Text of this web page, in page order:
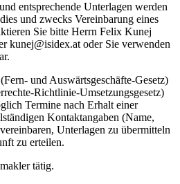
entsprechende Unterlagen werden
und zwecks Vereinbarung eines
Sie bitte Herrn Felix Kunej
kunej@isidex.at oder Sie verwenden
und Auswärtsgeschäfte-Gesetz)
Richtlinie-Umsetzungsgesetz)
Termine nach Erhalt einer
Kontaktangaben (Name,
Unterlagen zu übermitteln
zu erteilen.
tätig.